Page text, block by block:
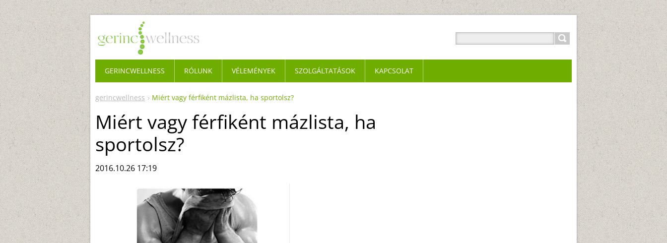
gerincwellness Miért vagy férfiként mázlista, ha sportolsz?
Miért vagy férfiként mázlista, ha
sportolsz?
2016.10.26 17:19
GERINCWELLNESS RÓLUNK VÉLEMÉNYEK SZOLGÁLTATÁSOK KAPCSOLAT